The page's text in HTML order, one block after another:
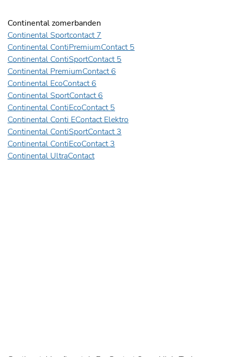
Continental zomerbanden
Continental Sportcontact 7
Continental ContiPremiumContact 5
Continental ContiSportContact 5
Continental PremiumContact 6
Continental EcoContact 6
Continental SportContact 6
Continental ContiEcoContact 5
Continental Conti EContact Elektro
Continental ContiSportContact 3
Continental ContiEcoContact 3
Continental UltraContact